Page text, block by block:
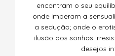
encontram o seu
onde imperam a
a sedução; onde o
ilusão dos sonhos
desejos